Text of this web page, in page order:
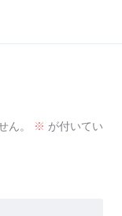
ん。 ※ が付いてい